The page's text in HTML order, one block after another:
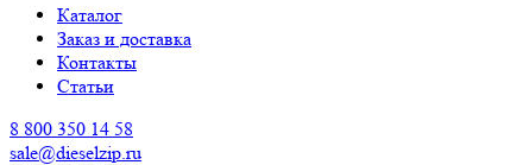
Каталог
Заказ и доставка
Контакты
Статьи
8 800 350 14 58
sale@dieselzip.ru